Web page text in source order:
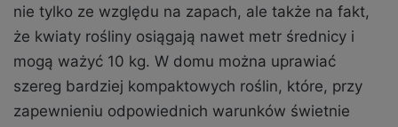
nie tylko ze względu na zapach, ale także na fakt,
że kwiaty rośliny osiągają nawet metr średnicy i
mogą ważyć 10 kg. W domu można uprawiać
szereg bardziej kompaktowych roślin, które, przy
zapewnieniu odpowiednich warunków świetnie